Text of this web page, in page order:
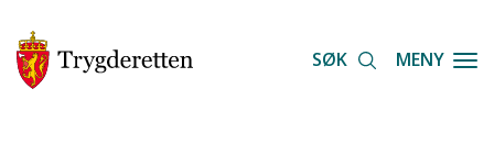
hovedinnhold
SØK MENY